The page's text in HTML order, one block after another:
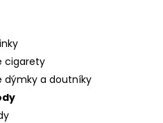
cigarety
dýmky a doutníky